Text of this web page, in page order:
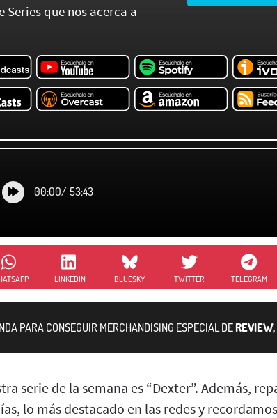
que nos acerca a
00:00/ 53:43
LINKEDIN BLUESKY TWITTER TELEGRAM
PARA CONSEGUIR MERCHANDISING ESPECIAL DEREVIEW,
serie de la semana es “Dexter”. Además,
lo más destacado en las redes y